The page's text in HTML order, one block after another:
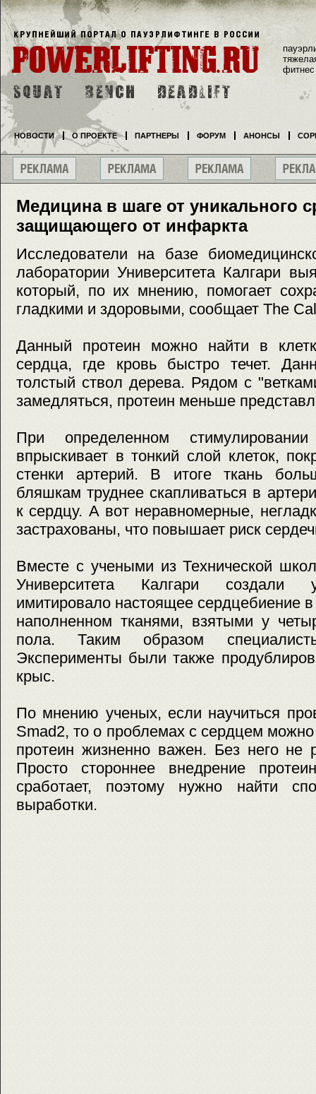
Медицина в шаге от уникального
защищающего от инфаркта
Исследователи на базе
лаборатории Университета Калгари
который, по их мнению, помогает
гладкими и здоровыми, сообщает The
Данный протеин можно найти в
сердца, где кровь быстро течет.
толстый ствол дерева. Рядом с
замедляться, протеин меньше
При определенном
впрыскивает в тонкий слой клеток,
стенки артерий. В итоге ткань
бляшкам труднее скапливаться в
к сердцу. А вот неравномерные,
застрахованы, что повышает риск
Вместе с учеными из Технической
Университета Калгари создали
имитировало настоящее сердцебиение
наполненном тканями, взятыми у
пола. Таким образом
Эксперименты были также
крыс.
По мнению ученых, если научиться
Smad2, то о проблемах с сердцем
протеин жизненно важен. Без него не
Просто стороннее внедрение
сработает, поэтому нужно найти
выработки.
фитнес
НОВОСТИ О ПРОЕКТЕ ПАРТНЕРЫ ФОРУМ АНОНСЫ